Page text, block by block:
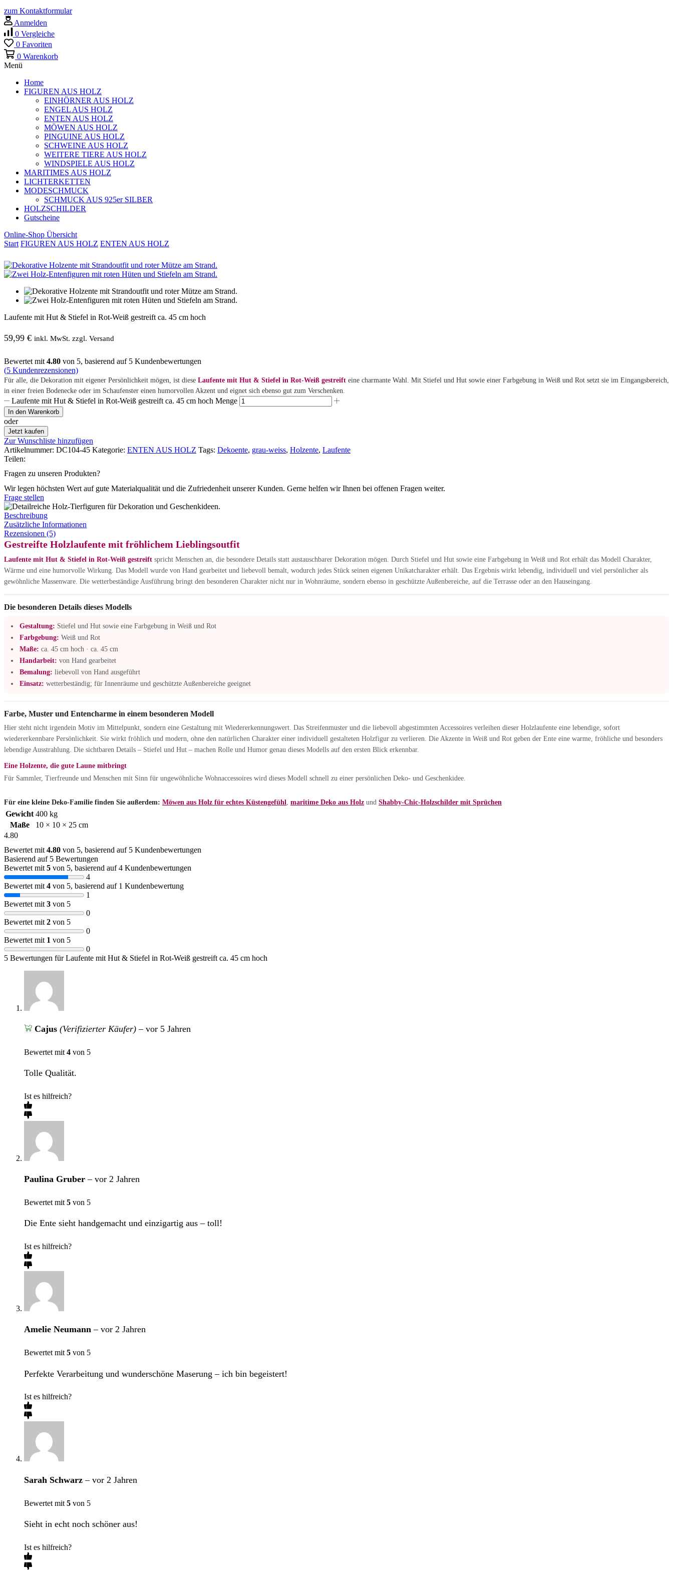
zum Kontaktformular
Anmelden
0 Vergleiche
0 Favoriten
0 Warenkorb
Menü
Home
FIGUREN AUS HOLZ
EINHÖRNER AUS HOLZ
ENGEL AUS HOLZ
ENTEN AUS HOLZ
MÖWEN AUS HOLZ
PINGUINE AUS HOLZ
SCHWEINE AUS HOLZ
WEITERE TIERE AUS HOLZ
WINDSPIELE AUS HOLZ
MARITIMES AUS HOLZ
LICHTERKETTEN
MODESCHMUCK
SCHMUCK AUS 925er SILBER
HOLZSCHILDER
Gutscheine
Online-Shop Übersicht
Start FIGUREN AUS HOLZ ENTEN AUS HOLZ
Laufente mit Hut & Stiefel in Rot-Weiß gestreift ca. 45 cm hoch
59,99 € inkl. MwSt. zzgl. Versand
Bewertet mit 4.80 von 5, basierend auf 5 Kundenbewertungen
(5 Kundenrezensionen)
Für alle, die Dekoration mit eigener Persönlichkeit mögen, ist diese Laufente mit Hut & Stiefel in Rot-Weiß gestreift eine charmante Wahl. Mit Stiefel und Hut sowie einer Farbgebung in Weiß und Rot setzt sie im Eingangsbereich,
in einer freien Bodenecke oder im Schaufenster einen humorvollen Akzent und eignet sich ebenso gut zum Verschenken.
Laufente mit Hut & Stiefel in Rot-Weiß gestreift ca. 45 cm hoch Menge
In den Warenkorb
oder
Jetzt kaufen
Zur Wunschliste hinzufügen
Artikelnummer: DC104-45 Kategorie: ENTEN AUS HOLZ Tags: Dekoente, grau-weiss, Holzente, Laufente
Teilen:
Fragen zu unseren Produkten?
Wir legen höchsten Wert auf gute Materialqualität und die Zufriedenheit unserer Kunden. Gerne helfen wir Ihnen bei offenen Fragen weiter.
Frage stellen
Beschreibung
Zusätzliche Informationen
Rezensionen (5)
Gestreifte Holzlaufente mit fröhlichem Lieblingsoutfit
Laufente mit Hut & Stiefel in Rot-Weiß gestreift spricht Menschen an, die besondere Details statt austauschbarer Dekoration mögen. Durch Stiefel und Hut sowie eine Farbgebung in Weiß und Rot erhält das Modell Charakter,
Wärme und eine humorvolle Wirkung. Das Modell wurde von Hand gearbeitet und liebevoll bemalt, wodurch jedes Stück seinen eigenen Unikatcharakter erhält. Das Ergebnis wirkt lebendig, individuell und viel persönlicher als
gewöhnliche Massenware. Die wetterbeständige Ausführung bringt den besonderen Charakter nicht nur in Wohnräume, sondern ebenso in geschützte Außenbereiche, auf die Terrasse oder an den Hauseingang.
Die besonderen Details dieses Modells
Gestaltung: Stiefel und Hut sowie eine Farbgebung in Weiß und Rot
Farbgebung: Weiß und Rot
Maße: ca. 45 cm hoch · ca. 45 cm
Handarbeit: von Hand gearbeitet
Bemalung: liebevoll von Hand ausgeführt
Einsatz: wetterbeständig; für Innenräume und geschützte Außenbereiche geeignet
Farbe, Muster und Entencharme in einem besonderen Modell
Hier steht nicht irgendein Motiv im Mittelpunkt, sondern eine Gestaltung mit Wiedererkennungswert. Das Streifenmuster und die liebevoll abgestimmten Accessoires verleihen dieser Holzlaufente eine lebendige, sofort
wiedererkennbare Persönlichkeit. Sie wirkt fröhlich und modern, ohne den natürlichen Charakter einer individuell gestalteten Holzfigur zu verlieren. Die Akzente in Weiß und Rot geben der Ente eine warme, fröhliche und besonders
lebendige Ausstrahlung. Die sichtbaren Details – Stiefel und Hut – machen Rolle und Humor genau dieses Modells auf den ersten Blick erkennbar.
Eine Holzente, die gute Laune mitbringt
Für Sammler, Tierfreunde und Menschen mit Sinn für ungewöhnliche Wohnaccessoires wird dieses Modell schnell zu einer persönlichen Deko- und Geschenkidee.
Für eine kleine Deko-Familie finden Sie außerdem: Möwen aus Holz für echtes Küstengefühl maritime Deko aus Holz und Shabby-Chic-Holzschilder mit Sprüchen
Gewicht 400 kg
Maße
10 × 10 × 25 cm
4.80
Bewertet mit 4.80 von 5, basierend auf 5 Kundenbewertungen
Basierend auf 5 Bewertungen
Bewertet mit 5 von 5, basierend auf4 Kundenbewertungen
4
Bewertet mit 4 von 5, basierend auf 1 Kundenbewertung
1
Bewertet mit 3 von 5
0
Bewertet mit 2 von 5
0
Bewertet mit 1 von 5
0
5 Bewertungen fürLaufente mit Hut & Stiefel in Rot-Weiß gestreift ca. 45 cm hoch
Cajus (Verifizierter Käufer) – vor 5 Jahren
Bewertet mit 4 von 5
Tolle Qualität.
Ist es hilfreich?
Paulina Gruber– vor 2 Jahren
Bewertet mit 5 von 5
Die Ente sieht handgemacht und einzigartig aus – toll!
Ist es hilfreich?
Amelie Neumann– vor 2 Jahren
Bewertet mit 5 von 5
Perfekte Verarbeitung und wunderschöne Maserung – ich bin begeistert!
Ist es hilfreich?
Sarah Schwarz– vor 2 Jahren
Bewertet mit 5 von 5
Sieht in echt noch schöner aus!
Ist es hilfreich?